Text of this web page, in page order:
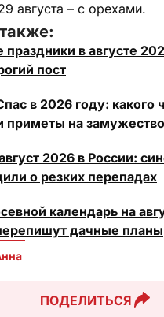
августа – с орехами.
в августе
пост
в 2026 году: какого
приметы на замужество
2026 в России:
о резких перепадах
календарь на
дачные планы
ПОДЕЛИТЬСЯ